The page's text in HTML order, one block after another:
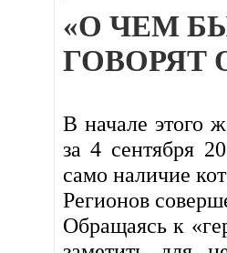
«О ЧЕМ
ГОВОРЯТ
В начале этого
за 4 сентября
само наличие
Регионов
Обращаясь к